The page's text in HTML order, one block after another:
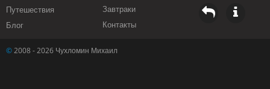
Путешествия
Блог
Завтраки
Контакты
© 2008 - 2026 Чухломин Михаил